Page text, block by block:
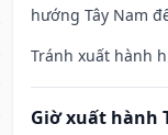
hướng Tây Nam
Tránh xuất hành
Giờ xuất hành